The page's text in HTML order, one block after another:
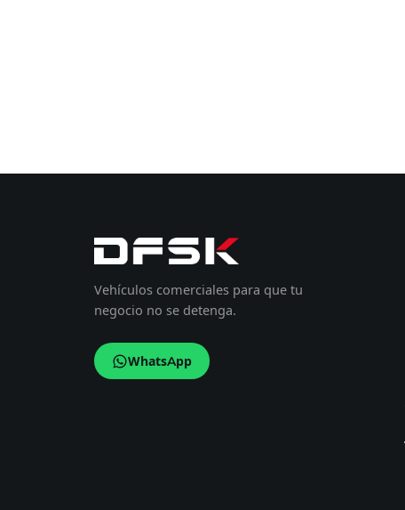
Vehículos comerciales para que tu
negocio no se detenga.
WhatsApp